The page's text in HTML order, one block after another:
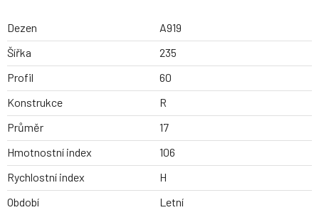
Dezen
A919
Šířka
235
Profil
60
Konstrukce
R
Průměr
17
Hmotnostní index
106
Rychlostní index
H
Období
Letní